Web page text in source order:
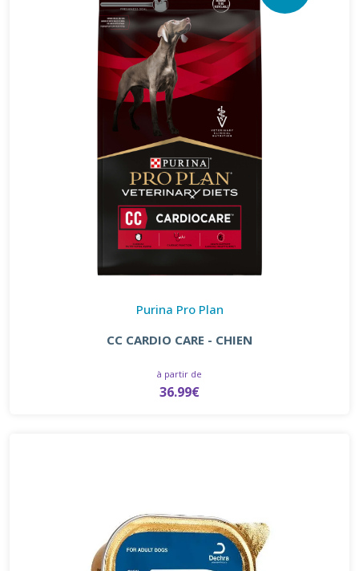
Purina Pro Plan
CC CARDIO CARE - CHIEN
à partir de
36.99€